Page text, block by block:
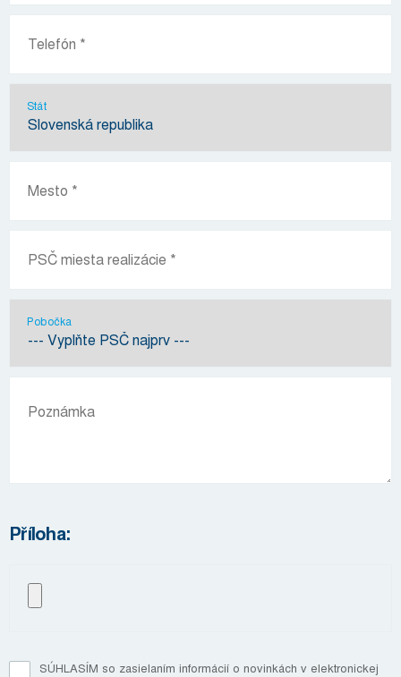
Stát
Pobočka
Příloha:
SÚHLASÍM so zasielaním informácií o novinkách v elektronickej